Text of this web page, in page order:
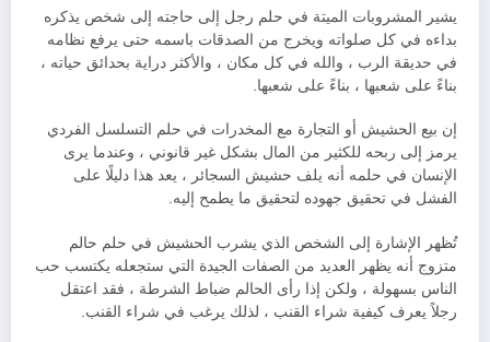
يشير المشروبات الميتة في حلم رجل إلى حاجته إلى شخص يذكره
بداءه في كل صلواته ويخرج من الصدقات باسمه حتى يرفع نظامه
في حديقة الرب ، والله في كل مكان ، والأكثر دراية بحدائق حياته ،
بناءً على شعبها ، بناءً على شعبها.
إن بيع الحشيش أو التجارة مع المخدرات في حلم التسلسل الفردي
يرمز إلى ربحه للكثير من المال بشكل غير قانوني ، وعندما يرى
الإنسان في حلمه أنه يلف حشيش السجائر ، يعد هذا دليلًا على
الفشل في تحقيق جهوده لتحقيق ما يطمح إليه.
تُظهر الإشارة إلى الشخص الذي يشرب الحشيش في حلم حالم
متزوج أنه يظهر العديد من الصفات الجيدة التي ستجعله يكتسب حب
الناس بسهولة ، ولكن إذا رأى الحالم ضباط الشرطة ، فقد اعتقل
رجلاً يعرف كيفية شراء القنب ، لذلك يرغب في شراء القنب.